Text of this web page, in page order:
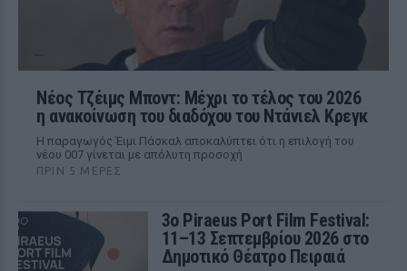
Νέος Τζέιμς Μποντ: Μέχρι το τέλος του 2026
η ανακοίνωση του διαδόχου του Ντάνιελ Κρεγκ
Η παραγωγός Έιμι Πάσκαλ αποκαλύπτει ότι η επιλογή του
νέου 007 γίνεται με απόλυτη προσοχή
ΠΡΙΝ 5 ΜΈΡΕΣ
3ο Piraeus Port Film Festival:
11–13 Σεπτεμβρίου 2026 στο
Δημοτικό Θέατρο Πειραιά